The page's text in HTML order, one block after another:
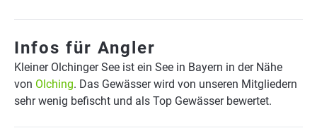
Infos für Angler
Kleiner Olchinger See ist ein See in Bayern in der Nähe
von Olching. Das Gewässer wird von unseren Mitgliedern
sehr wenig befischt und als Top Gewässer bewertet.